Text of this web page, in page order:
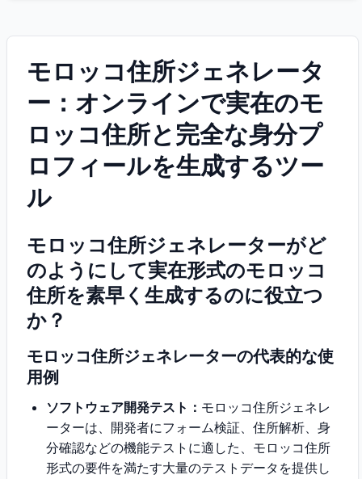
モロッコ住所ジェネレータ
ー：オンラインで実在のモ
ロッコ住所と完全な身分プ
ロフィールを生成するツー
ル
モロッコ住所ジェネレーターがど
のようにして実在形式のモロッコ
住所を素早く生成するのに役立つ
か？
モロッコ住所ジェネレーターの代表的な使
用例
ソフトウェア開発テスト： モロッコ住所ジェネレ
ーターは、開発者にフォーム検証、住所解析、身
分確認などの機能テストに適した、モロッコ住所
形式の要件を満たす大量のテストデータを提供し